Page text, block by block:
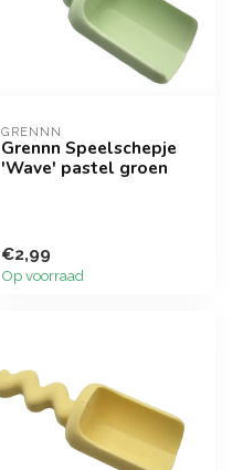
GRENNN
Grennn Speelschepje
'Wave' pastel groen
€2,99
Op voorraad